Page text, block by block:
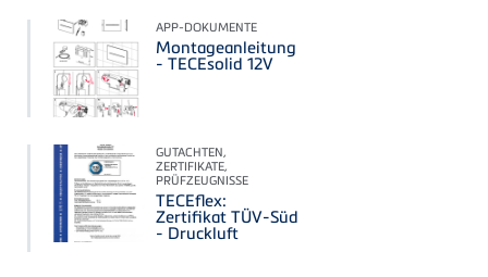
APP-DOKUMENTE
Montageanleitung
- TECEsolid 12V
GUTACHTEN,
ZERTIFIKATE,
PRÜFZEUGNISSE
TECEflex:
Zertifikat TÜV-Süd
- Druckluft